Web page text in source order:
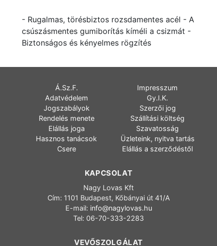
- Rugalmas, törésbiztos rozsdamentes acél - A
csúszásmentes gumiborítás kíméli a csizmát -
Biztonságos és kényelmes rögzítés
Á.Sz.F.
Impresszum
Adatvédelem
Gy.I.K.
Jogszabályok
Szerzői jog
Rendelés menete
Szállítási költség
Elállás joga
Szavatosság
Hasznos tanácsok
Üzleteink, nyitva tartás
Csere
Elállás a szerződéstől
KAPCSOLAT
Nagy Lovas Kft
Cím: 1101 Budapest, Kőbányai út 41/A
E-mail: info@nagylovas.hu
Tel: 06-70-333-2283
VEVŐSZOLGÁLAT